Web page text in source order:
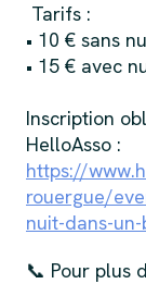
Tarifs :
• 10 € sans
• 15 € avec
Inscription
HelloAsso :
https://
rouergue/
nuit-dans-un-
📞 Pour plus